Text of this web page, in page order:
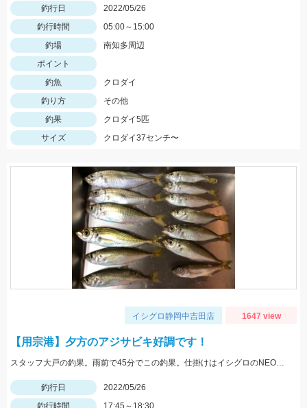
釣行日
2022/05/26
釣行時間
05:00～15:00
釣場
南知多周辺
ポイント
釣魚
クロダイ
釣り方
その他
釣果
クロダイ5匹
サイズ
クロダイ37センチ〜
イシグロ静岡中吉田店 1647 view
【用宗港】夕方のアジサビキ好調です！
スタッフ大戸の釣果。雨前で45分でこの釣果。仕掛けはイシグロのNEO 豆アジマッチ２号にて。
釣行日
2022/05/26
釣行時間
17:45～18:30